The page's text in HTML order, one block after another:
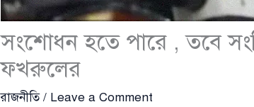
সংশোধন হতে পারে , তবে
ফখরুলের
রাজনীতি/ Leave a Comment